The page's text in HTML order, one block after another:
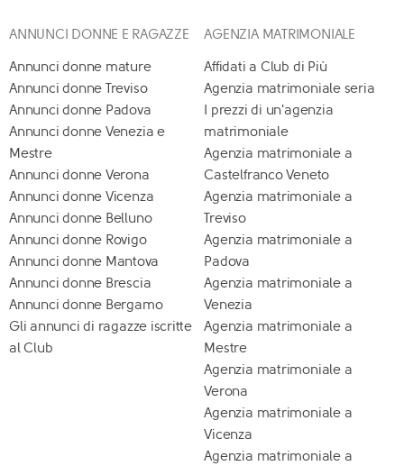
ANNUNCI DONNE E RAGAZZE
Annunci donne mature
Annunci donne Treviso
Annunci donne Padova
Annunci donne Venezia e
Mestre
Annunci donne Verona
Annunci donne Vicenza
Annunci donne Belluno
Annunci donne Rovigo
Annunci donne Mantova
Annunci donne Brescia
Annunci donne Bergamo
Gli annunci di ragazze iscritte
al Club
AGENZIA MATRIMONIALE
Affidati a Club di Più
Agenzia matrimoniale seria
I prezzi di un'agenzia
matrimoniale
Agenzia matrimoniale a
Castelfranco Veneto
Agenzia matrimoniale a
Treviso
Agenzia matrimoniale a
Padova
Agenzia matrimoniale a
Venezia
Agenzia matrimoniale a
Mestre
Agenzia matrimoniale a
Verona
Agenzia matrimoniale a
Vicenza
Agenzia matrimoniale a